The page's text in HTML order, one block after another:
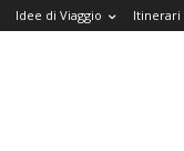
Idee di Viaggio Itinerari